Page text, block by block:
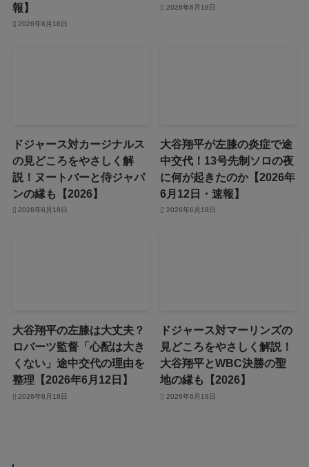
報】
2026年6月18日
2026年6月18日
ドジャース対カージナルス
の見どころをやさしく解
説！ヌートバーと侍ジャパ
ンの縁も【2026】
2026年6月18日
大谷翔平が左膝の炎症で途
中交代！13号先制ソロの夜
に何が起きたのか【2026年
6月12日・速報】
2026年6月18日
大谷翔平の左膝は大丈夫？
ロバーツ監督「心配は大き
くない」途中交代の理由を
整理【2026年6月12日】
2026年6月18日
ドジャース対マーリンズの
見どころをやさしく解説！
大谷翔平とWBC決勝の聖
地の縁も【2026】
2026年6月18日